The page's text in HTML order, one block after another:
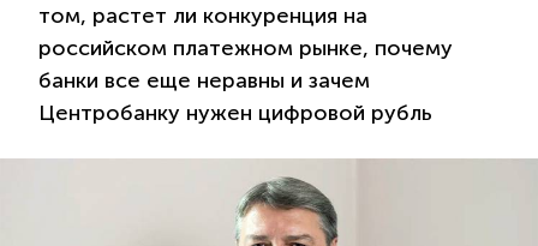
том, растет ли конкуренция на
российском платежном рынке, почему
банки все еще неравны и зачем
Центробанку нужен цифровой рубль